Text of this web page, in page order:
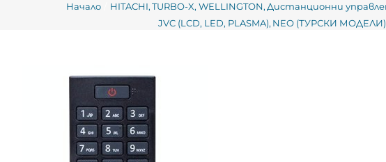
Начало HITACHI TURBO-X WELLINGTON Дистанционни
JVC (LCD, LED, PLASMA) NEO (ТУРСКИ МОДЕЛИ)